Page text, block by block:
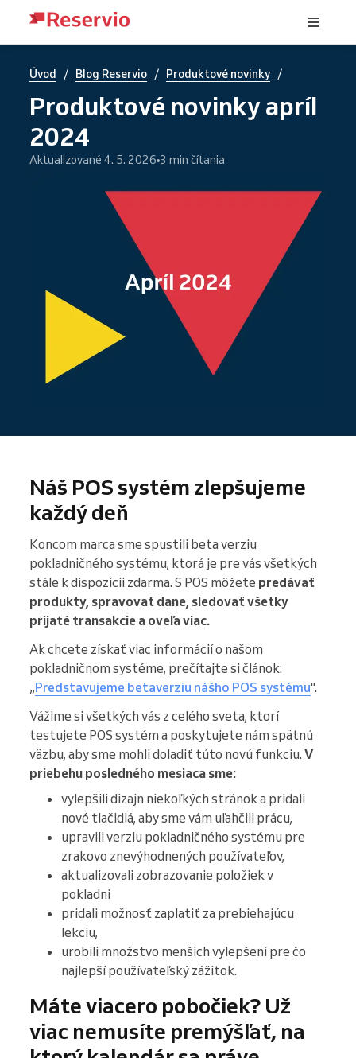
Úvod / Blog Reservio / Produktové novinky /
Produktové novinky apríl
2024
Aktualizované 4. 5. 2026 3 min čítania
Náš POS systém zlepšujeme
každý deň
Koncom marca sme spustili beta verziu
pokladničného systému, ktorá je pre vás všetkých
stále k dispozícii zdarma. S POS môžete predávať
produkty, spravovať dane, sledovať všetky
prijaté transakcie a oveľa viac.
Ak chcete získať viac informácií o našom
pokladničnom systéme, prečítajte si článok:
„Predstavujeme betaverziu nášho POS systému".
Vážime si všetkých vás z celého sveta, ktorí
testujete POS systém a poskytujete nám spätnú
väzbu, aby sme mohli doladiť túto novú funkciu. V
priebehu posledného mesiaca sme:
vylepšili dizajn niekoľkých stránok a pridali
nové tlačidlá, aby sme vám uľahčili prácu,
upravili verziu pokladničného systému pre
zrakovo znevýhodnených používateľov,
aktualizovali zobrazovanie položiek v
pokladni
pridali možnosť zaplatiť za prebiehajúcu
lekciu,
urobili množstvo menších vylepšení pre čo
najlepší používateľský zážitok.
Máte viacero pobočiek? Už
viac nemusíte premýšľať, na